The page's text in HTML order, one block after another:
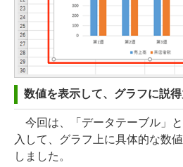
数値を表示して、グラフに説
今回は、「データテーブル」
入して、グラフ上に具体的な数
しました。